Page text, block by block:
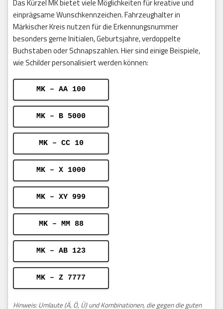
Das Kürzel MK bietet viele Möglichkeiten für kreative und
einprägsame Wunschkennzeichen. Fahrzeughalter in
Märkischer Kreis nutzen für die Erkennungsnummer
besonders gerne Initialen, Geburtsjahre, verdoppelte
Buchstaben oder Schnapszahlen. Hier sind einige Beispiele,
wie Schilder personalisiert werden können:
MK – AA 100
MK – B 5000
MK – CC 10
MK – X 1000
MK – XY 999
MK – MM 88
MK – AB 123
MK – Z 7777
Hinweis: Umlaute (Ä, Ö, Ü) und Kombinationen, die gegen die guten